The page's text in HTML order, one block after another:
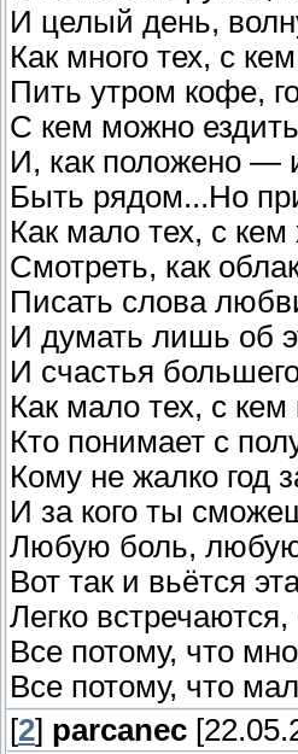
И целый день,
Как много тех, с
Пить утром кофе,
С кем можно
И, как положено —
Быть рядом...Но
Как мало тех, с кем
Смотреть, как
Писать слова
И думать лишь об
И счастья
Как мало тех, с
Кто понимает с
Кому не жалко год
И за кого ты
Любую боль, любую
Вот так и вьётся
Легко
Все потому, что
Все потому, что
[2] parcanec